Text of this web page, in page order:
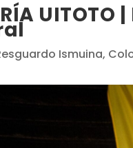
Ismuina,